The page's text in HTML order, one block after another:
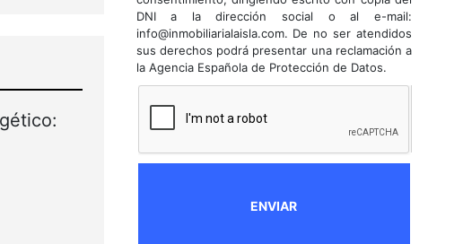
DNI a la dirección social o al e-mail:
info@inmobiliarialaisla.com. De no ser atendidos
sus derechos podrá presentar una reclamación a
la Agencia Española de Protección de Datos.